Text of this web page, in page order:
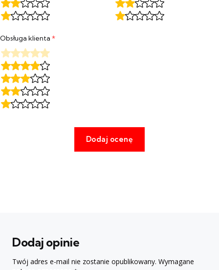
Obsługa klienta *
Dodaj opinie
Twój adres e-mail nie zostanie opublikowany. Wymagane